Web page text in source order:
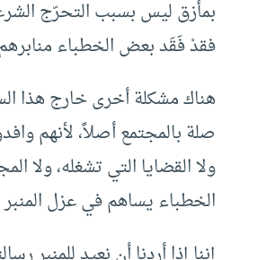
بمأزق ليس بسبب التحرّج
فقدْ فَقَد بعض الخطباء
هناك مشكلة أخرى خارج هذا
صلة بالمجتمع أصلاً، لأنهم
ولا القضايا التي تشغله، ولا
الخطباء يساهم في عزل